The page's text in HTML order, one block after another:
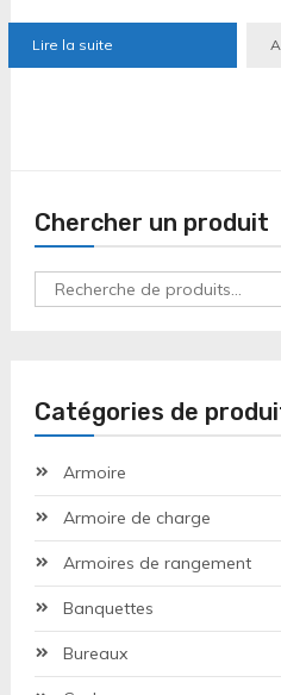
Lire la suite
Chercher un produit
Recherche
pour :
Catégories de
Armoire
Armoire de charge
Armoires de rangement
Banquettes
Bureaux